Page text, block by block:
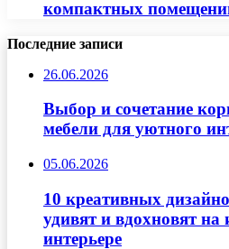
компактных
Последние записи
26.06.2026
Выбор и сочетание
мебели для уютного
05.06.2026
10 креативных
удивят и вдохновят
интерьере